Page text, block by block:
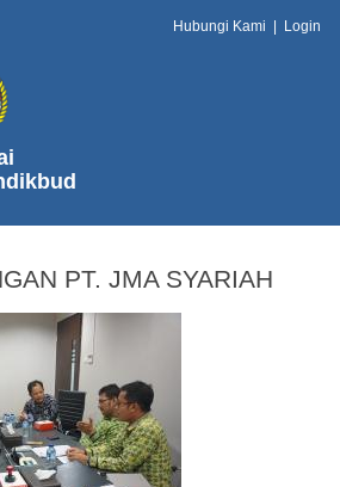
Hubungi Kami Login
PT. JMA SYARIAH